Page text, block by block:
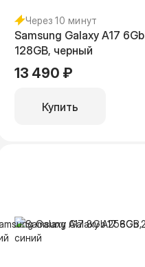
Через 10 минут
Samsung Galaxy A17 6Gb
128GB, черный
13 490 ₽
Купить